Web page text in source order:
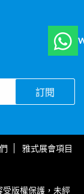
訂閱
雅式展會項目
版權保護，未經